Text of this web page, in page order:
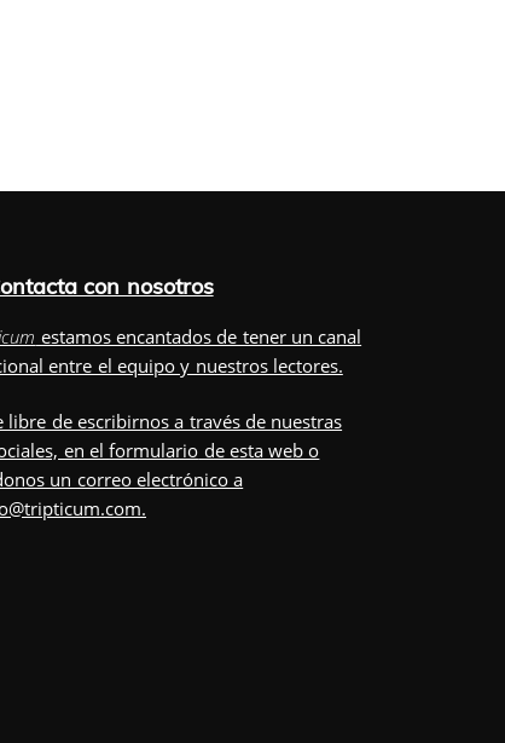
con nosotros
estamos encantados de tener un canal
entre el equipo y nuestros lectores.
libre de escribirnos a través de nuestras
en elformulario de esta web o
un correo electrónico a
.